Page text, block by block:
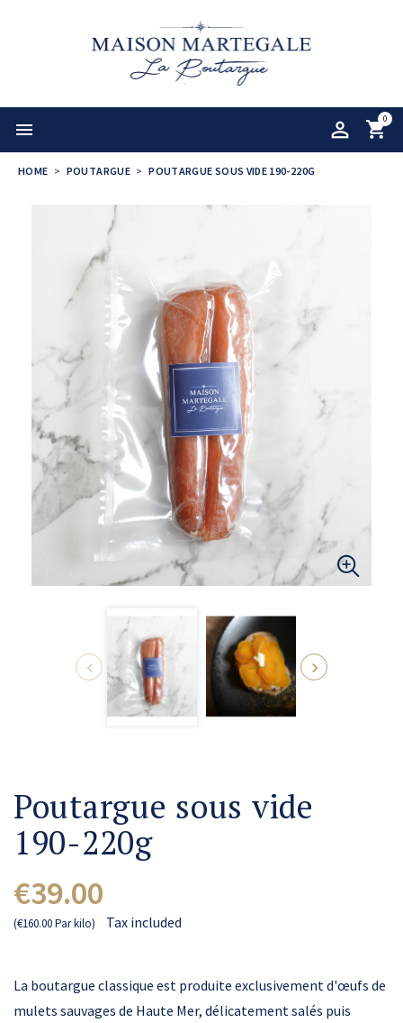

0
HOME POUTARGUE POUTARGUE SOUS VIDE 190-220G
 
Poutargue sous vide
190-220g
€39.00
(€160.00 Par kilo) Tax included
La boutargue classique est produite exclusivement d'œufs de
mulets sauvages de Haute Mer, délicatement salés puis